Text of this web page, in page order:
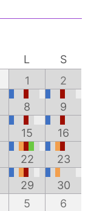
L
S
1 2
8 9
15 16
22 23
29
30
5 6